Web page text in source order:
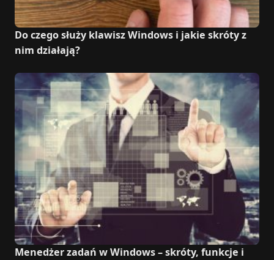
Do czego służy klawisz Windows i jakie skróty z
nim działają?
Menedżer zadań w Windows – skróty, funkcje i